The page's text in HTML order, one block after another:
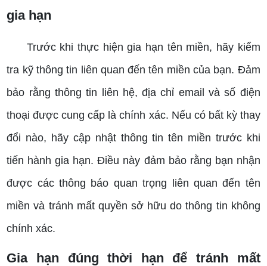
gia hạn
Trước khi thực hiện gia hạn tên miền, hãy kiểm
tra kỹ thông tin liên quan đến tên miền của bạn. Đảm
bảo rằng thông tin liên hệ, địa chỉ email và số điện
thoại được cung cấp là chính xác. Nếu có bất kỳ thay
đổi nào, hãy cập nhật thông tin tên miền trước khi
tiến hành gia hạn. Điều này đảm bảo rằng bạn nhận
được các thông báo quan trọng liên quan đến tên
miền và tránh mất quyền sở hữu do thông tin không
chính xác.
Gia hạn đúng thời hạn để tránh mất